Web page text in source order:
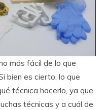
más fácil de lo que
bien es cierto, lo que
técnica hacerlo, ya que
técnicas y a cuál de